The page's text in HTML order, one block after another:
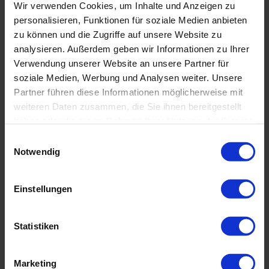
Wir verwenden Cookies, um Inhalte und Anzeigen zu
personalisieren, Funktionen für soziale Medien anbieten
zu können und die Zugriffe auf unsere Website zu
analysieren. Außerdem geben wir Informationen zu Ihrer
Verwendung unserer Website an unsere Partner für
soziale Medien, Werbung und Analysen weiter. Unsere
Partner führen diese Informationen möglicherweise mit
weiteren Daten zusammen, die Sie ihnen bereitgestellt
Cookies, wenn Sie unsere Webseite weiterhin nutzen.
Notwendig
Einstellungen
Statistiken
Marketing
Seit Februar 2013 ist Raja Ampat ein offiziell
anerkanntes Hai- und Mantaschutzgebiet, das erste
seiner Art in Indonesien und im gesamten Gebiet
des "Coral Triangle". Viele der besten Tauchplätze
können nur mit Safarischiffen erreicht werden,
auch deshalb sind die Riffe in Raja Ampat bis heute
weitgehend unberührt und bieten immer wieder
neue faszinierende Entdeckungen. Ohne Zweifel
gehört Raja Ampat zu den Tauchregionen, die jeder
gesehen haben sollte.